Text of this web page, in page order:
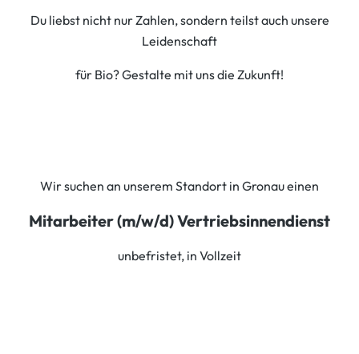
Du liebst nicht nur Zahlen, sondern teilst auch unsere
Leidenschaft
für Bio? Gestalte mit uns die Zukunft!
Wir suchen an unserem Standort in Gronau einen
Mitarbeiter (m/w/d) Vertriebsinnendienst
unbefristet, in Vollzeit